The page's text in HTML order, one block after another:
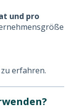
und pro
erfahren.